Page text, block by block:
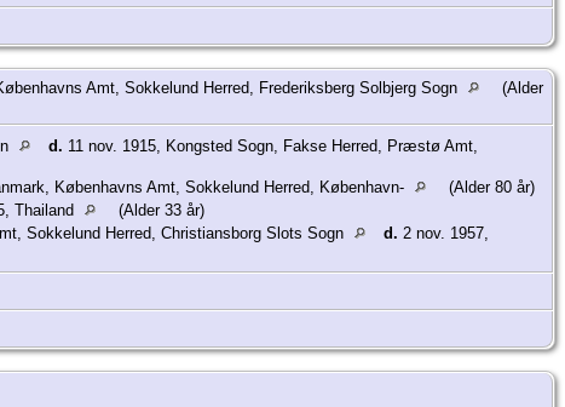
Amt, Sokkelund Herred, Frederiksberg Solbjerg Sogn
(Alder
d. 11 nov. 1915, Kongsted Sogn, Fakse Herred, Præstø Amt,
Københavns Amt, Sokkelund Herred, København-
(Alder 80 år)
Thailand
(Alder 33 år)
Sokkelund Herred, Christiansborg Slots Sogn d. 2 nov. 1957,